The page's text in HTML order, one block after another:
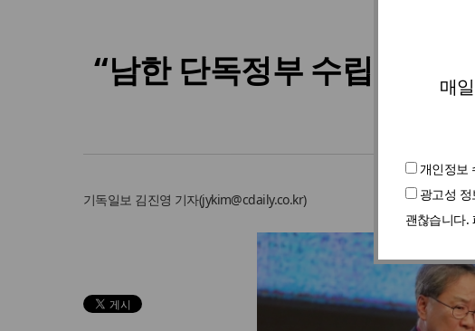
매
개인정보
광고성 정
괜찮습니다.
“남한 단독정부 수립으로
역사학
기독일보 김진영 기자(jykim@cdaily.co.kr)